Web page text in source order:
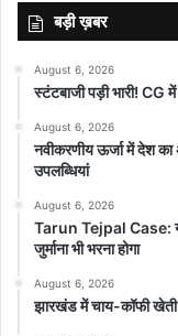
बड़ी ख़बर
August 6, 2026
स्टंटबाजी पड़ी भारी! CG में
August 6, 2026
नवीकरणीय ऊर्जा में देश का
उपलब्धियां
August 6, 2026
Tarun Tejpal Case:
जुर्माना भी भरना होगा
August 6, 2026
झारखंड में चाय-कॉफी खेती